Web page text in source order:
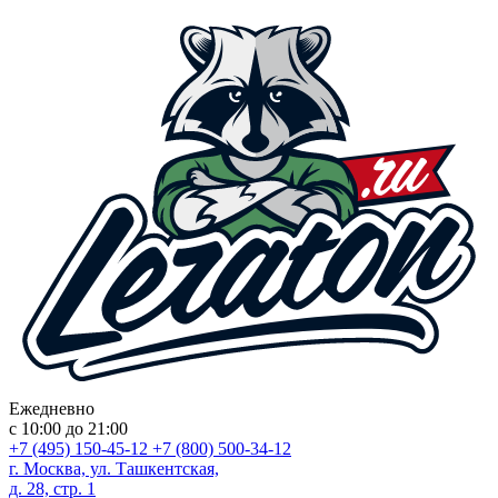
Ежедневно
с 10:00 до 21:00
+7 (495) 150-45-12 +7 (800) 500-34-12
г. Москва, ул. Ташкентская,
д. 28, стр. 1